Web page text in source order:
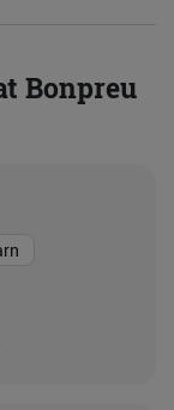
Bonpreu